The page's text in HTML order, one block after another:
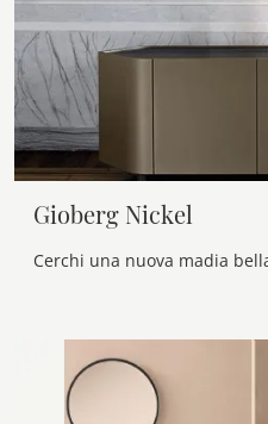
Gioberg Nickel